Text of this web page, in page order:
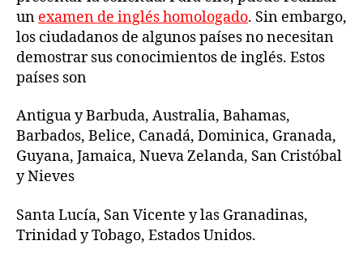
un examen de inglés homologado. Sin embargo,
los ciudadanos de algunos países no necesitan
demostrar sus conocimientos de inglés. Estos
países son
Antigua y Barbuda, Australia, Bahamas,
Barbados, Belice, Canadá, Dominica, Granada,
Guyana, Jamaica, Nueva Zelanda, San Cristóbal
y Nieves
Santa Lucía, San Vicente y las Granadinas,
Trinidad y Tobago, Estados Unidos.